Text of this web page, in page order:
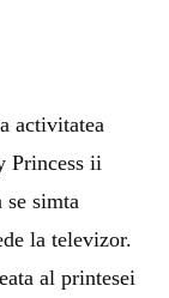
activitatea
Princess ii
se simta
la televizor.
al printesei